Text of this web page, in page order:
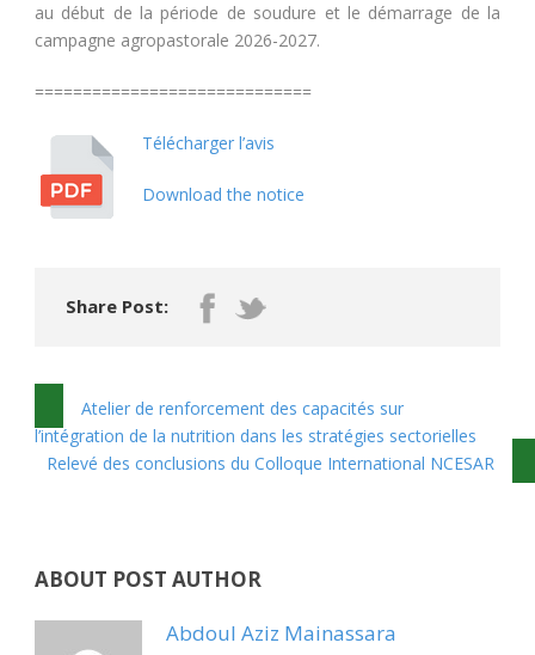
au début de la période de soudure et le démarrage de la
campagne agropastorale 2026-2027.
=============================
Télécharger l’avis
Download the notice
Share Post:
Atelier de renforcement des capacités sur
l’intégration de la nutrition dans les stratégies sectorielles
Relevé des conclusions du Colloque International NCESAR
ABOUT POST AUTHOR
Abdoul Aziz Mainassara